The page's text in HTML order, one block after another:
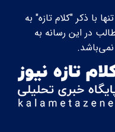
با ذکر "کلام تازه" به
در این رسانه به
نمی‌باشد.